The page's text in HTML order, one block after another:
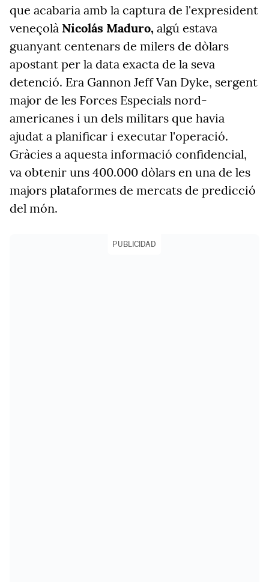
que acabaria amb la captura de l'expresident
veneçolà Nicolás Maduro, algú estava
guanyant centenars de milers de dòlars
apostant per la data exacta de la seva
detenció. Era Gannon Jeff Van Dyke, sergent
major de les Forces Especials nord-
americanes i un dels militars que havia
ajudat a planificar i executar l'operació.
Gràcies a aquesta informació confidencial,
va obtenir uns 400.000 dòlars en una de les
majors plataformes de mercats de predicció
del món.
PUBLICIDAD